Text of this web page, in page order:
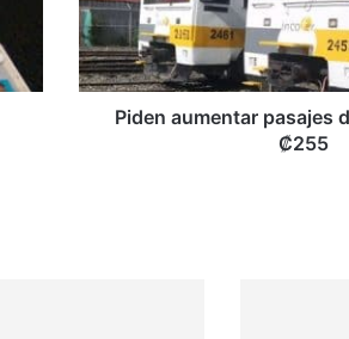
hasta
en
₡255
Piden aumentar pasajes
₡255